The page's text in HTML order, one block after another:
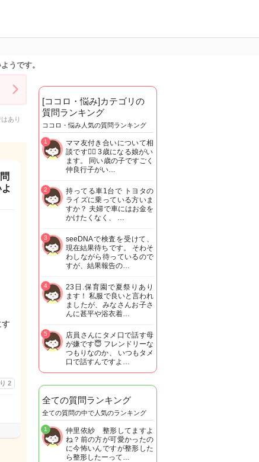
うです。
あり
2
[ココロ・悩み]カテゴリの
質問ランキング
ココロ・悩み人気の質問ランキング
ママ友付き合いについて相
談です🙇‍♂️ 3歳になる娘がい
ます。 同い歳の子ですごく
仲良行子がい…
1
持ってる車1台で トヨタの
ライズに乗っている方いま
すか？ 夫婦で車にはお金を
かけたくなく、 …
2
seeDNAで検査を受けて、
現在結果待ちです。 そわそ
わしながら待っているので
すが、結果報告の…
3
23日.保育園で夏祭りあり
ます！ 私服で良いと言われ
ましたが、みなさんお子さ
んに甚平や浴衣着…
4
店員さんにタメ口で話す母
が嫌です😇 フレンドリーな
つもりなのか、 いつもタメ
口で話すんですよ…
5
全ての質問ランキング
全ての質問の中で人気のランキング
仲里依紗 整形してますよ
ね？前の方が可愛かったの
に今怖いんですが整形した
ら整形したーって…
1